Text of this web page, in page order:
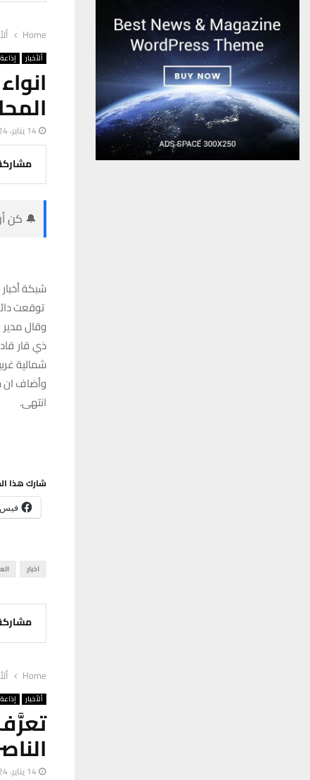
Home
ألأخبار
14 يناير، 2024
🔔 كن
شبكة أخبار
توقعت
وقال مدير
ذي قار
شمالية
وأضاف ان درجات الحرارة
انتهى.
شارك هذا
اخبار
Home
ألأخبار
14 يناير، 2024